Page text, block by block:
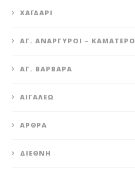
XΑΪΔΆΡΙ
ΆΓ. ΑΝΆΡΓΥΡΟΙ – KΑΜΑΤΕΡΌ
ΑΓ. ΒΑΡΒΆΡΑ
ΑΙΓΆΛΕΩ
ΆΡΘΡΑ
ΔΙΕΘΝΉ